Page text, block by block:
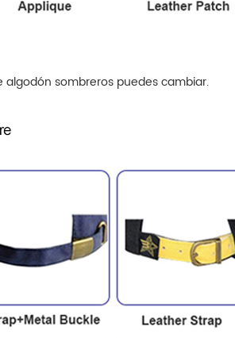
algodón sombreros puedes cambiar.